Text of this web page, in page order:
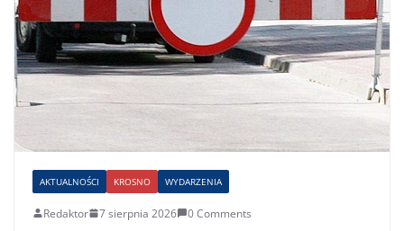
AKTUALNOŚCI KROSNO WYDARZENIA
Redaktor 7 sierpnia 2026 0 Comments